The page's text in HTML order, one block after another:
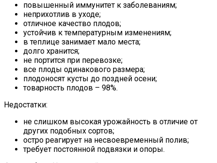
повышенный иммунитет к заболеваниям;
неприхотлив в уходе;
отличное качество плодов;
устойчив к температурным изменениям;
в теплице занимает мало места;
долго хранится;
не портится при перевозке;
все плоды одинакового размера;
плодоносят кусты до поздней осени;
товарность плодов – 98%.
Недостатки:
не слишком высокая урожайность в отличие от
других подобных сортов;
остро реагирует на несвоевременный полив;
требует постоянной подвязки и опоры.